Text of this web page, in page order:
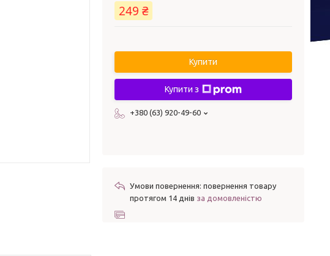
249 ₴
Купити
Купити з
+380 (63) 920-49-60
повернення товару
протягом 14 днів за домовленістю